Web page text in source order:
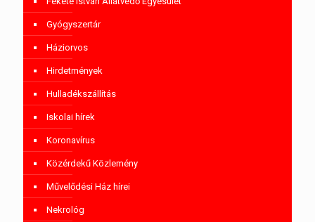
Gyógyszertár
Háziorvos
Hirdetmények
Hulladékszállítás
Iskolai hírek
Koronavírus
Közérdekű Közlemény
Művelődési Ház hírei
Nekrológ